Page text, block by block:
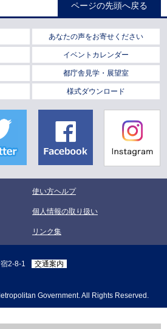
ページの先頭へ戻る
あなたの声をお寄せください
イベントカレンダー
都庁舎見学・展望室
様式ダウンロード
Twitter Facebook
使い方ヘルプ
個人情報の取り扱い
リンク集
2-8-1
交通案内
Government. All Rights Reserved.